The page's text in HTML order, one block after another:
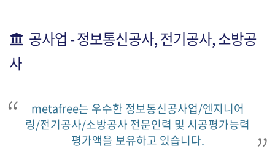
공사업 - 정보통신공사, 전기공사, 소방공
사
metafree는 우수한 정보통신공사업/엔지니어
링/전기공사/소방공사 전문인력 및 시공평가능력
평가액을 보유하고 있습니다.